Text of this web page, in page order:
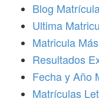
Blog
Ultima
Matricula
Resultados
Fecha y Año
Matrículas